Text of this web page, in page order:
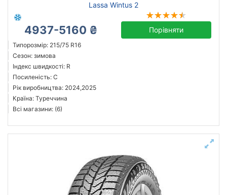
Lassa Wintus 2
4937-5160 ₴ Порівняти
Типорозмір: 215/75 R16
Сезон: зимова
Індекс швидкості: R
Посиленість: C
Рік виробництва: 2024,2025
Країна: Туреччина
Всі магазини: (6)